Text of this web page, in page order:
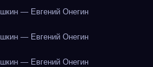
— Евгений Онегин
— Евгений Онегин
— Евгений Онегин